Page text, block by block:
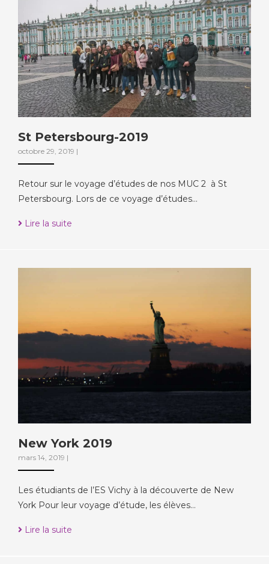
St Petersbourg-2019
octobre 29, 2019 |
Retour sur le voyage d’études de nos MUC 2 à St
Petersbourg. Lors de ce voyage d’études…
Lire la suite
New York 2019
mars 14, 2019 |
Les étudiants de l’ES Vichy à la découverte de New
York Pour leur voyage d’étude, les élèves…
Lire la suite